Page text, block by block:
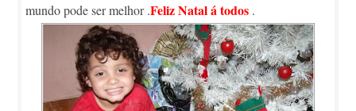
mundo pode ser melhor .Feliz Natal á todos .